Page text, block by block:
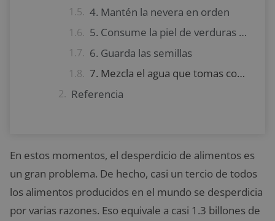
4. Mantén la nevera en orden
5. Consume la piel de verduras y frutas
6. Guarda las semillas
7. Mezcla el agua que tomas con otros ingredientes
Referencia
En estos momentos, el desperdicio de alimentos es
un gran problema. De hecho, casi un tercio de todos
los alimentos producidos en el mundo se desperdicia
por varias razones. Eso equivale a casi 1.3 billones de